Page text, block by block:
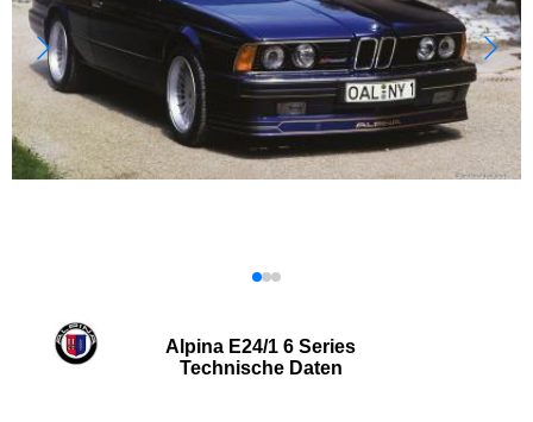
Alpina E24/1 6 Series
Technische Daten